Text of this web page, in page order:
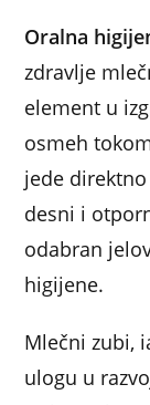
Oralna
zdravlje
element u
osmeh
jede
desni i
odabran
higijene.
Mlečni zubi,
ulogu u